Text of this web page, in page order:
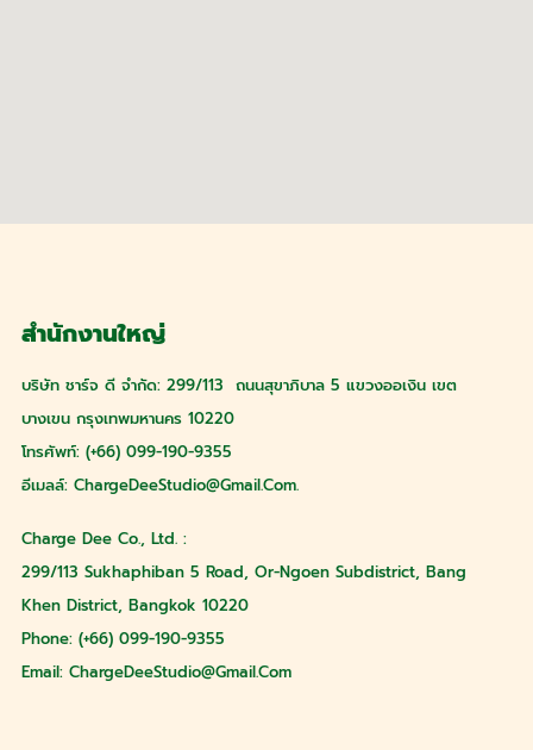
สำนักงานใหญ่
บริษัท ชาร์จ ดี จำกัด: 299/113 ถนนสุขาภิบาล 5 แขวงออเงิน เขต
บางเขน กรุงเทพมหานคร 10220
โทรศัพท์: (+66) 099-190-9355
อีเมลล์: ChargeDeeStudio@gmail.com.
Charge Dee Co., Ltd. :
299/113 Sukhaphiban 5 Road, Or-Ngoen Subdistrict, Bang
Khen District, Bangkok 10220
Phone: (+66) 099-190-9355
Email: ChargeDeeStudio@gmail.com